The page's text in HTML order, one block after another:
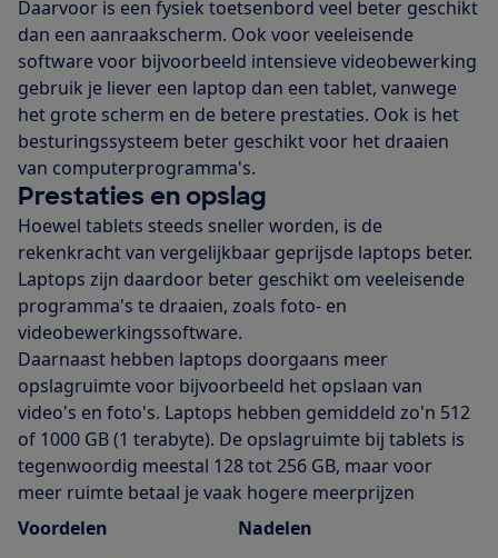
Daarvoor is een fysiek toetsenbord veel beter geschikt
dan een aanraakscherm. Ook voor veeleisende
software voor bijvoorbeeld intensieve videobewerking
gebruik je liever een laptop dan een tablet, vanwege
het grote scherm en de betere prestaties. Ook is het
besturingssysteem beter geschikt voor het draaien
van computerprogramma's.
Prestaties en opslag
Hoewel tablets steeds sneller worden, is de
rekenkracht van vergelijkbaar geprijsde laptops beter.
Laptops zijn daardoor beter geschikt om veeleisende
programma's te draaien, zoals foto- en
videobewerkingssoftware.
Daarnaast hebben laptops doorgaans meer
opslagruimte voor bijvoorbeeld het opslaan van
video's en foto's. Laptops hebben gemiddeld zo'n 512
of 1000 GB (1 terabyte). De opslagruimte bij tablets is
tegenwoordig meestal 128 tot 256 GB, maar voor
meer ruimte betaal je vaak hogere meerprijzen
Voordelen
Nadelen